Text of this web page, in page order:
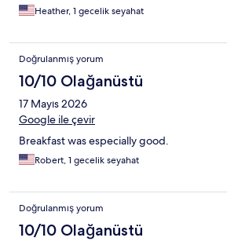
Heather, 1 gecelik seyahat
Doğrulanmış yorum
10/10 Olağanüstü
17 Mayıs 2026
Google ile çevir
Breakfast was especially good.
Robert, 1 gecelik seyahat
Doğrulanmış yorum
10/10 Olağanüstü